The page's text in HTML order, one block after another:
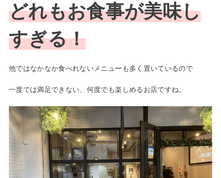
どれもお食事が美味し
すぎる！
他ではなかなか食べれないメニューも多く置いているので
一度では満足できない、何度でも楽しめるお店ですね。